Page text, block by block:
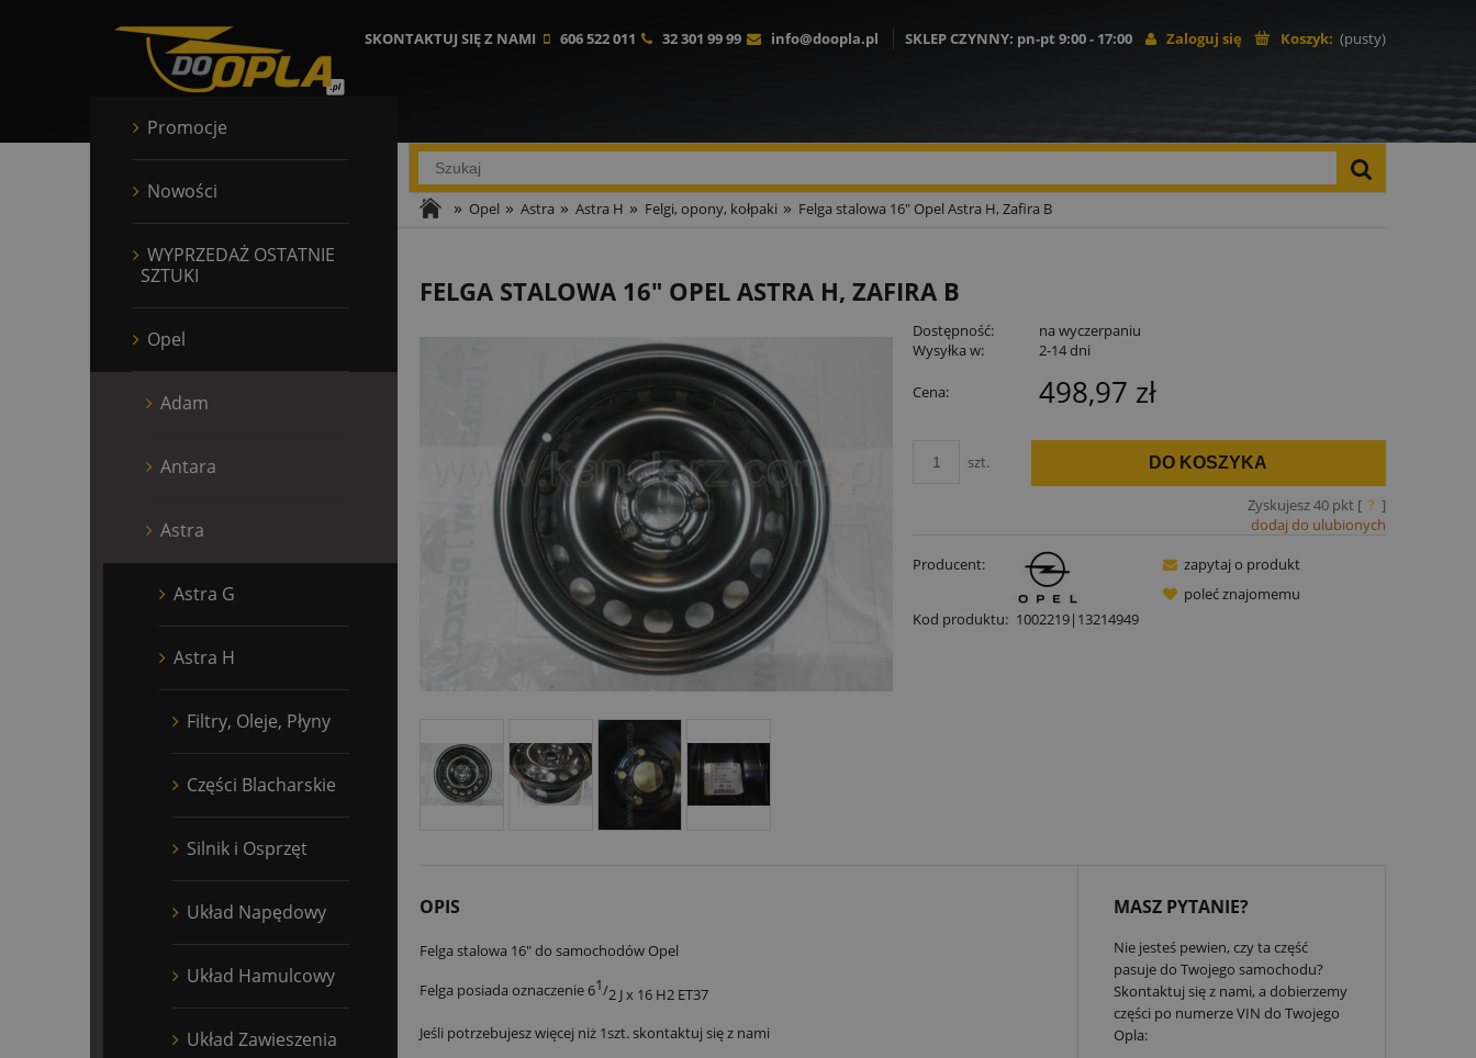
Koszyk: (pusty)
Zaloguj się
SKONTAKTUJ SIĘ Z NAMI 606 522 011 32 301 99 99 info@doopla.pl SKLEP CZYNNY: pn-pt 9:00 - 17:00
» Opel » Astra » Astra H » Felgi, opony, kołpaki » Felga stalowa 16" Opel Astra H, Zafira B
Promocje
Nowości
WYPRZEDAŻ OSTATNIE
SZTUKI
Opel
Adam
Antara
Astra
Astra G
Astra H
Filtry, Oleje, Płyny
Części Blacharskie
Silnik i Osprzęt
Układ Napędowy
Układ Hamulcowy
Układ Zawieszenia
FELGA STALOWA 16" OPEL ASTRA H, ZAFIRA B
Dostępność:
na wyczerpaniu
Wysyłka w:
2-14 dni
Cena: 498,97 zł
szt. DO KOSZYKA
Zyskujesz40pkt [ ? ]
dodaj do ulubionych
Producent:
Kod produktu: 1002219|13214949
zapytaj o produkt
poleć znajomemu
OPIS
Felga stalowa 16" do samochodów Opel
Felga posiada oznaczenie 61/2 J x 16 H2 ET37
Jeśli potrzebujesz więcej niż 1szt. skontaktuj się z nami
MASZ PYTANIE?
Nie jesteś pewien, czy ta część
pasuje do Twojego samochodu?
Skontaktuj się z nami, a dobierzemy
części po numerze VIN do Twojego
Opla: